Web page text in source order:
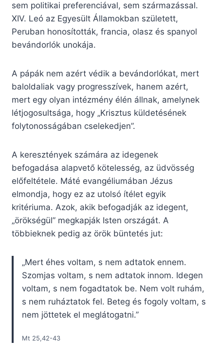
sem politikai preferenciával, sem származással.
XIV. Leó az Egyesült Államokban született,
Peruban honosították, francia, olasz és spanyol
bevándorlók unokája.
A pápák nem azért védik a bevándorlókat, mert
baloldaliak vagy progresszívek, hanem azért,
mert egy olyan intézmény élén állnak, amelynek
létjogosultsága, hogy „Krisztus küldetésének
folytonosságában cselekedjen”.
A keresztények számára az idegenek
befogadása alapvető kötelesség, az üdvösség
előfeltétele. Máté evangéliumában Jézus
elmondja, hogy ez az utolsó ítélet egyik
kritériuma. Azok, akik befogadják az idegent,
„örökségül” megkapják Isten országát. A
többieknek pedig az örök büntetés jut:
„Mert éhes voltam, s nem adtatok ennem.
Szomjas voltam, s nem adtatok innom. Idegen
voltam, s nem fogadtatok be. Nem volt ruhám,
s nem ruháztatok fel. Beteg és fogoly voltam, s
nem jöttetek el meglátogatni.”
Mt 25,42-43